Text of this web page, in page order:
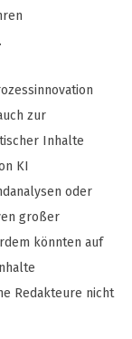
zur
Inhalte
KI
oder
großer
könnten auf
Redakteure nicht